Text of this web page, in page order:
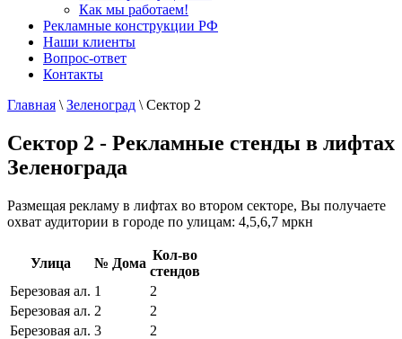
Как мы работаем!
Рекламные конструкции РФ
Наши клиенты
Вопрос-ответ
Контакты
Главная \ Зеленоград \ Сектор 2
Сектор 2 - Рекламные стенды в лифтах
Зеленограда
Размещая рекламу в лифтах во втором секторе, Вы получаете
охват аудитории в городе по улицам: 4,5,6,7 мркн
Улица № Дома
Кол-во
стендов
Березовая ал. 1
2
Березовая ал. 2
2
Березовая ал. 3 2